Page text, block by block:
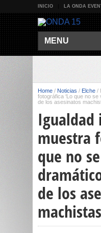
INICIO LA ONDA
MENU
Home / Noticias / Elche /
fotográfica ‘Lo que no
de los asesinatos
Igualdad
muestra
que no
de los
machistas